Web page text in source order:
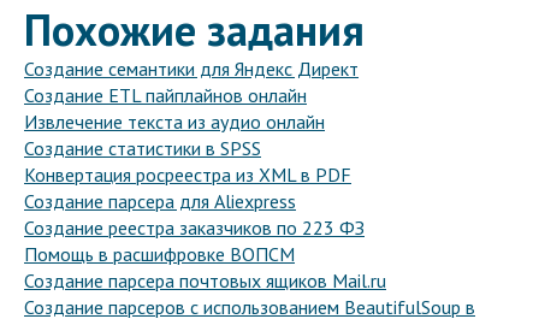
Похожие задания
Создание семантики для Яндекс Директ
Создание ETL пайплайнов онлайн
Извлечение текста из аудио онлайн
Создание статистики в SPSS
Конвертация росреестра из XML в PDF
Создание парсера для Aliexpress
Создание реестра заказчиков по 223 ФЗ
Помощь в расшифровке ВОПСМ
Создание парсера почтовых ящиков Mail.ru
Создание парсеров с использованием BeautifulSoup в